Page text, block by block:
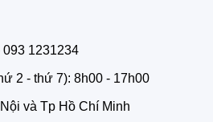
1231234
2 - thứ 7): 8h00 - 17h00
và Tp Hồ Chí Minh